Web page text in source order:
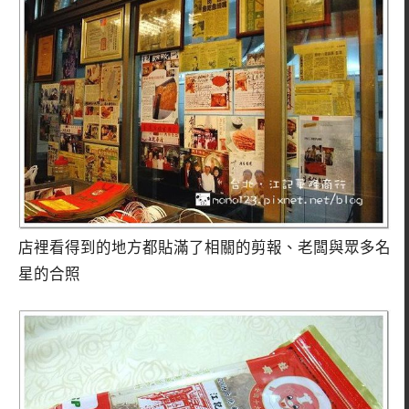
店裡看得到的地方都貼滿了相關的剪報、老闆與眾多名
星的合照